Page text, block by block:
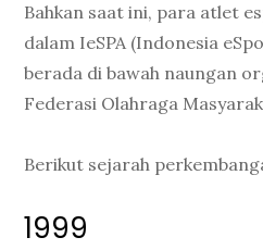
Bahkan saat ini, para atlet
dalam IeSPA (Indonesia
berada di bawah naungan
Federasi Olahraga
Berikut sejarah
1999